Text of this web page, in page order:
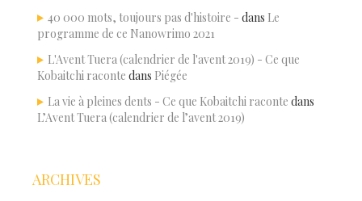
40 000 mots, toujours pas d'histoire - dans Le
programme de ce Nanowrimo 2021
L'Avent Tuera (calendrier de l'avent 2019) - Ce que
Kobaitchi raconte dans Piégée
La vie à pleines dents - Ce que Kobaitchi raconte dans
L’Avent Tuera (calendrier de l’avent 2019)
ARCHIVES